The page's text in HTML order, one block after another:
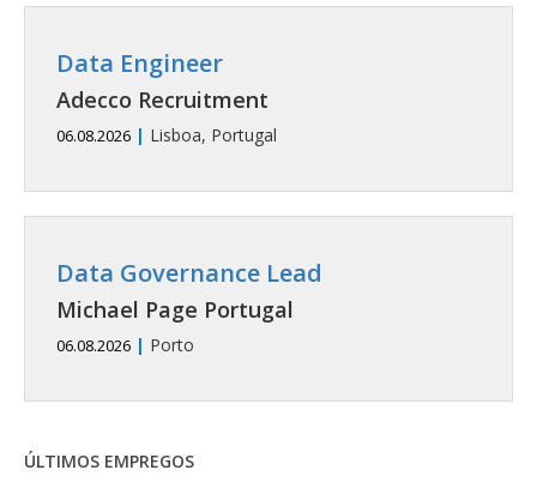
Data Engineer
Adecco Recruitment
06.08.2026 | Lisboa, Portugal
Data Governance Lead
Michael Page Portugal
06.08.2026 | Porto
ÚLTIMOS EMPREGOS